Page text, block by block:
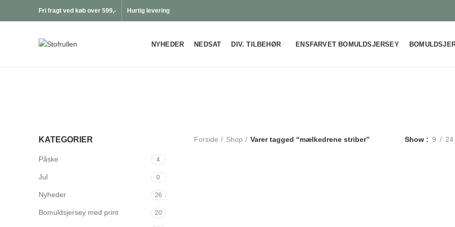
Fri fragt ved køb over 599,- Hurtig levering
NYHEDER NEDSAT DIV. TILBEHØR ENSFARVET BOMULDSJERSEY
KATEGORIER
Påske 4
Jul 0
Nyheder 26
Bomuldsjersey med print 20
Forside Shop Varer tagged “mælkedrene striber” Show 9 24